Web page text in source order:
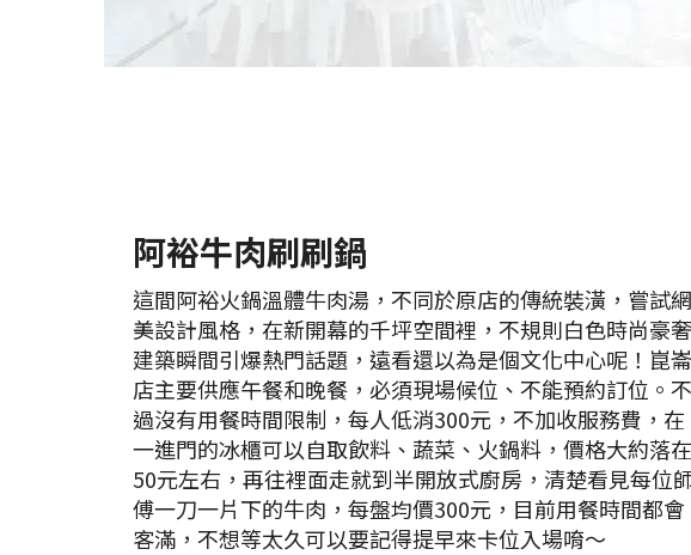
阿裕牛肉刷刷鍋
這間阿裕火鍋溫體牛肉湯，不同於原店的傳統裝潢，嘗試網
美設計風格，在新開幕的千坪空間裡，不規則白色時尚豪奢
建築瞬間引爆熱門話題，遠看還以為是個文化中心呢！崑崙
店主要供應午餐和晚餐，必須現場候位、不能預約訂位。不
過沒有用餐時間限制，每人低消300元，不加收服務費，在
一進門的冰櫃可以自取飲料、蔬菜、火鍋料，價格大約落在
50元左右，再往裡面走就到半開放式廚房，清楚看見每位
傅一刀一片下的牛肉，每盤均價300元，目前用餐時間都會
客滿，不想等太久可以要記得提早來卡位入場唷～